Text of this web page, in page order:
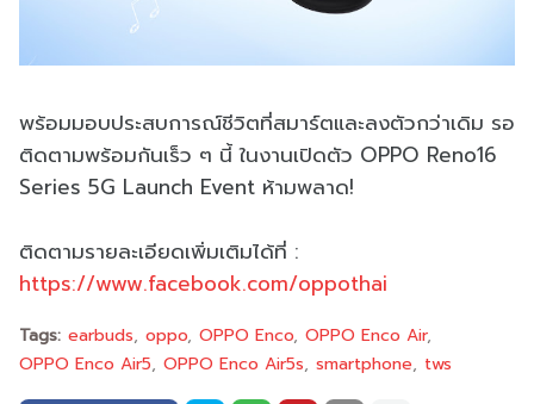
พร้อมมอบประสบการณ์ชีวิตที่สมาร์ตและลงตัวกว่าเดิม รอ
ติดตามพร้อมกันเร็ว ๆ นี้ ในงานเปิดตัว OPPO Reno16
Series 5G Launch Event ห้ามพลาด!
ติดตามรายละเอียดเพิ่มเติมได้ที่ :
https://www.facebook.com/oppothai
Tags: earbuds oppo OPPO Enco OPPO Enco Air
OPPO Enco Air5 OPPO Enco Air5s smartphone tws